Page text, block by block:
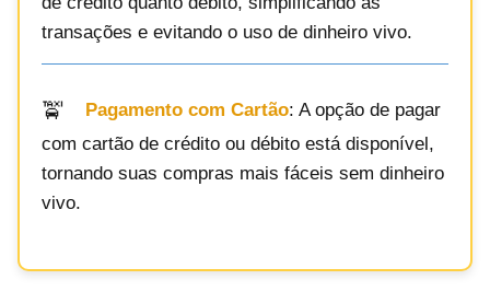
transações e evitando o uso de dinheiro vivo.
Pagamento com Cartão: A opção de pagar
com cartão de crédito ou débito está disponível,
tornando suas compras mais fáceis sem dinheiro
vivo.